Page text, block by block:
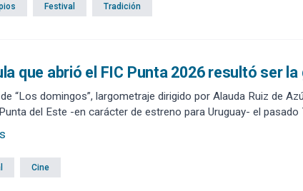
Festival Tradición
que abrió el FIC Punta 2026 resultó ser
domingos”, largometraje dirigido por Alauda Ruiz de Azúa que abrió la
del Este -en carácter de estreno para Uruguay- el pasado
Cine